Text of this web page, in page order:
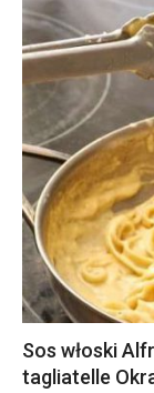
Sos włoski
tagliatelle